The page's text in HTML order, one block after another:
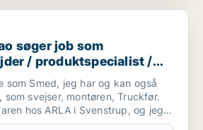
job som lagermedarbejder /
søger job som
/ produktspecialist /
/ smed /
som Smed, jeg har og kan også
som svejser, montøren, Truckfør.
hos ARLA i Svenstrup, og jeg
er gode medarbejder......